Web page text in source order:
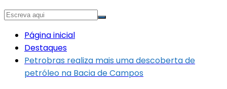
Página inicial
Destaques
Petrobras realiza mais uma descoberta de
petróleo na Bacia de Campos